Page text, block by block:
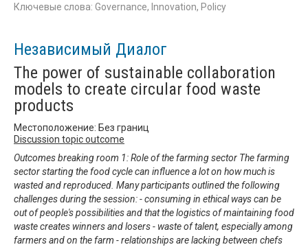
Ключевые слова: Governance, Innovation, Policy
Независимый Диалог
The power of sustainable collaboration
models to create circular food waste
products
Местоположение: Без границ
Discussion topic outcome
Outcomes breaking room 1: Role of the farming sector The farming
sector starting the food cycle can influence a lot on how much is
wasted and reproduced. Many participants outlined the following
challenges during the session: - consuming in ethical ways can be
out of people's possibilities and that the logistics of maintaining food
waste creates winners and losers - waste of talent, especially among
farmers and on the farm - relationships are lacking between chefs